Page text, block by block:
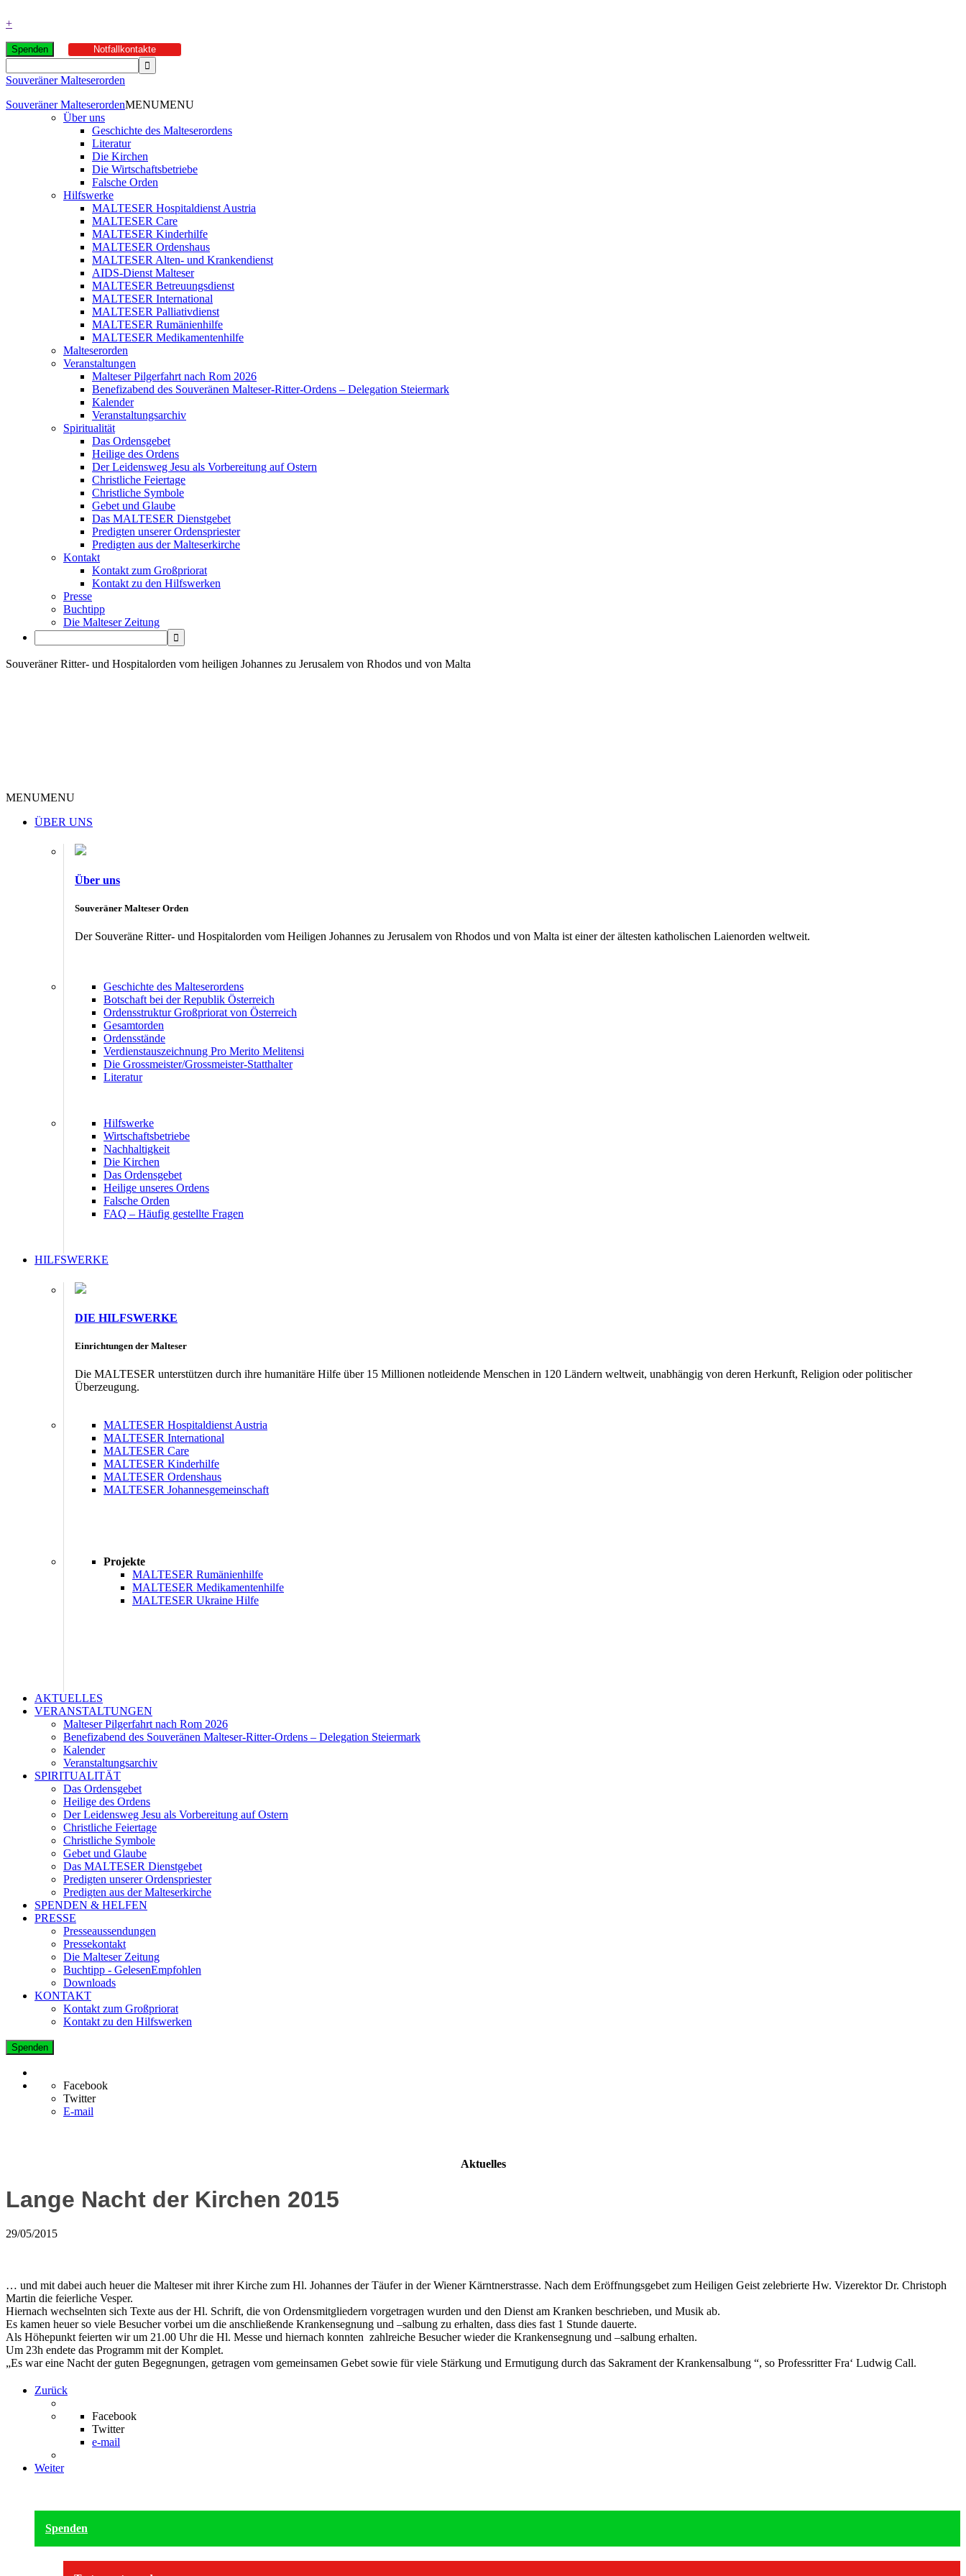
+
Spenden Notfallkontakte
Souveräner Malteserorden
Souveräner MalteserordenMENUMENU
Über uns
Geschichte des Malteserordens
Literatur
Die Kirchen
Die Wirtschaftsbetriebe
Falsche Orden
Hilfswerke
MALTESER Hospitaldienst Austria
MALTESER Care
MALTESER Kinderhilfe
MALTESER Ordenshaus
MALTESER Alten- und Krankendienst
AIDS-Dienst Malteser
MALTESER Betreuungsdienst
MALTESER International
MALTESER Palliativdienst
MALTESER Rumänienhilfe
MALTESER Medikamentenhilfe
Malteserorden
Veranstaltungen
Malteser Pilgerfahrt nach Rom 2026
Benefizabend des Souveränen Malteser-Ritter-Ordens – Delegation Steiermark
Kalender
Veranstaltungsarchiv
Spiritualität
Das Ordensgebet
Heilige des Ordens
Der Leidensweg Jesu als Vorbereitung auf Ostern
Christliche Feiertage
Christliche Symbole
Gebet und Glaube
Das MALTESER Dienstgebet
Predigten unserer Ordenspriester
Predigten aus der Malteserkirche
Kontakt
Kontakt zum Großpriorat
Kontakt zu den Hilfswerken
Presse
Buchtipp
Die Malteser Zeitung
Souveräner Ritter- und Hospitalorden vom heiligen Johannes zu Jerusalem von Rhodos und von Malta
MENUMENU
ÜBER UNS
Über uns
Souveräner Malteser Orden
Der Souveräne Ritter- und Hospitalorden vom Heiligen Johannes zu Jerusalem von Rhodos und von Malta ist einer der ältesten katholischen Laienorden weltweit.
Geschichte des Malteserordens
Botschaft bei der Republik Österreich
Ordensstruktur Großpriorat von Österreich
Gesamtorden
Ordensstände
Verdienstauszeichnung Pro Merito Melitensi
Die Grossmeister/Grossmeister-Statthalter
Literatur
Hilfswerke
Wirtschaftsbetriebe
Nachhaltigkeit
Die Kirchen
Das Ordensgebet
Heilige unseres Ordens
Falsche Orden
FAQ – Häufig gestellte Fragen
HILFSWERKE
DIE HILFSWERKE
Einrichtungen der Malteser
Die MALTESER unterstützen durch ihre humanitäre Hilfe über 15 Millionen notleidende Menschen in 120 Ländern weltweit, unabhängig von deren Herkunft, Religion oder politischer
Überzeugung.
MALTESER Hospitaldienst Austria
MALTESER International
MALTESER Care
MALTESER Kinderhilfe
MALTESER Ordenshaus
MALTESER Johannesgemeinschaft
Projekte
MALTESER Rumänienhilfe
MALTESER Medikamentenhilfe
MALTESER Ukraine Hilfe
AKTUELLES
VERANSTALTUNGEN
Malteser Pilgerfahrt nach Rom 2026
Benefizabend des Souveränen Malteser-Ritter-Ordens – Delegation Steiermark
Kalender
Veranstaltungsarchiv
SPIRITUALITÄT
Das Ordensgebet
Heilige des Ordens
Der Leidensweg Jesu als Vorbereitung auf Ostern
Christliche Feiertage
Christliche Symbole
Gebet und Glaube
Das MALTESER Dienstgebet
Predigten unserer Ordenspriester
Predigten aus der Malteserkirche
SPENDEN & HELFEN
PRESSE
Presseaussendungen
Pressekontakt
Die Malteser Zeitung
Buchtipp - GelesenEmpfohlen
Downloads
KONTAKT
Kontakt zum Großpriorat
Kontakt zu den Hilfswerken
Spenden
Facebook
Twitter
E-mail
Aktuelles
Lange Nacht der Kirchen 2015
29/05/2015
… und mit dabei auch heuer die Malteser mit ihrer Kirche zum Hl. Johannes der Täufer in der Wiener Kärntnerstrasse. Nach dem Eröffnungsgebet zum Heiligen Geist zelebrierte Hw. Vizerektor Dr. Christoph
Martin die feierliche Vesper.
Hiernach wechselnten sich Texte aus der Hl. Schrift, die von Ordensmitgliedern vorgetragen wurden und den Dienst am Kranken beschrieben, und Musik ab.
Es kamen heuer so viele Besucher vorbei um die anschließende Krankensegnung und –salbung zu erhalten, dass dies fast 1 Stunde dauerte.
Als Höhepunkt feierten wir um 21.00 Uhr die Hl. Messe und hiernach konnten zahlreiche Besucher wieder die Krankensegnung und –salbung erhalten.
Um 23h endete das Programm mit der Komplet.
„Es war eine Nacht der guten Begegnungen, getragen vom gemeinsamen Gebet sowie für viele Stärkung und Ermutigung durch das Sakrament der Krankensalbung “, so Professritter Fra‘ Ludwig Call.
Zurück
Facebook
Twitter
e-mail
Weiter
Spenden